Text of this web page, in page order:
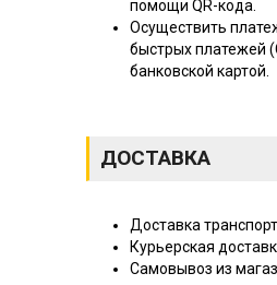
помощи QR-кода.
Осуществить
быстрых платежей
банковской картой.
ДОСТАВКА
Доставка
Курьерская
Самовывоз из